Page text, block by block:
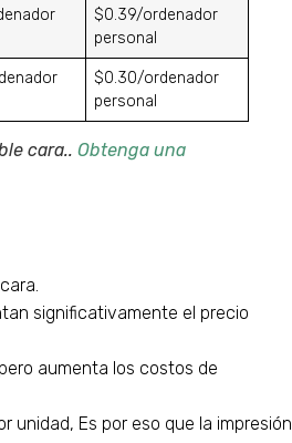
$0.39/ordenador
personal
$0.30/ordenador
personal
cara.. Obtenga una
significativamente el precio
aumenta los costos de
unidad, Es por eso que la impresión